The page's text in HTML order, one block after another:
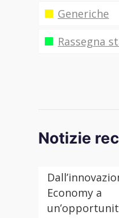
Generiche
Rassegna
Notizie
Economy a